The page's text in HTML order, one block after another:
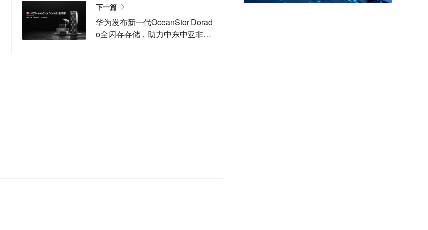
下一篇
华为发布新一代OceanStor Dorad
o全闪存存储，助力中东中亚非洲